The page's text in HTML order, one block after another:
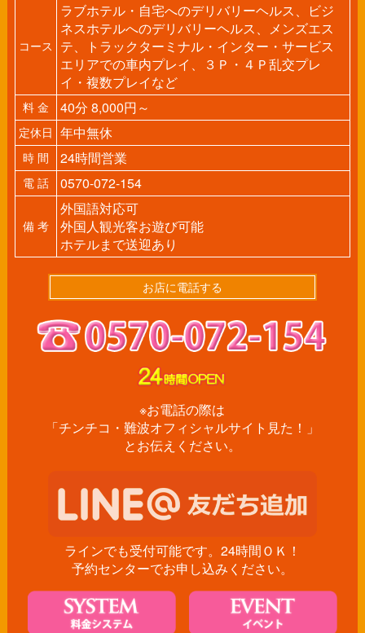
コース
ラブホテル・自宅へのデリバリーヘルス、ビジ
ネスホテルへのデリバリーヘルス、メンズエス
テ、トラックターミナル・インター・サービス
エリアでの車内プレイ、３Ｐ・４Ｐ乱交プレ
イ・複数プレイなど
料 金 40分 8,000円～
定休日 年中無休
時 間 24時間営業
電 話 0570-072-154
備 考
外国語対応可
外国人観光客お遊び可能
ホテルまで送迎あり
お店に電話する
※お電話の際は
「チンチコ・難波オフィシャルサイト見た！」
とお伝えください。
ラインでも受付可能です。24時間ＯＫ！
予約センターでお申し込みください。